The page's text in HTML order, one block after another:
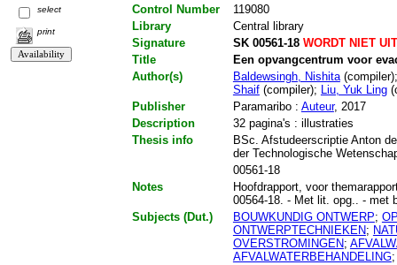
select
print
Control Number
119080
Library
Central library
Signature
SK 00561-18WORDT NIET
Title
Een opvangcentrum voor
Author(s)
Baldewsingh, Nishita
Shaif(compiler); Liu, Yuk Ling
Publisher
Paramaribo : Auteur, 2017
Description
32 pagina's : illustraties
Thesis info
BSc. Afstudeerscriptie Anton
der Technologische
00561-18
Notes
Hoofdrapport, voor
00564-18. - Met lit. opg.. - met
Subjects (Dut.)
BOUWKUNDIG ONTWERP;
ONTWERPTECHNIEKEN;
OVERSTROMINGEN;
AFVALWATERBEHANDELING